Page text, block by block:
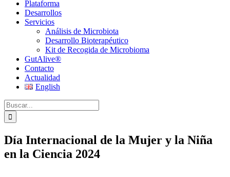
Plataforma
Desarrollos
Servicios
Análisis de Microbiota
Desarrollo Bioterapéutico
Kit de Recogida de Microbioma
GutAlive®
Contacto
Actualidad
English
Buscar:
Día Internacional de la Mujer y la Niña
en la Ciencia 2024